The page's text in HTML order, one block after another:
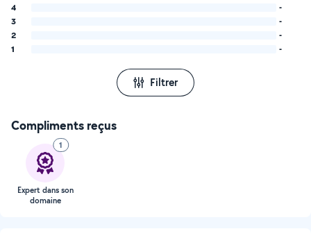
4
-
3
-
2
-
1
-
Filtrer
Compliments reçus
1
Expert dans son
domaine